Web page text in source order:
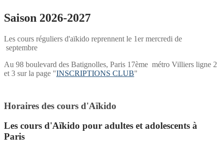
Saison 2026-2027
Les cours réguliers d'aïkido reprennent le 1er mercredi de
septembre
Au 98 boulevard des Batignolles, Paris 17ème métro Villiers ligne 2
et 3 sur la page "INSCRIPTIONS CLUB"
Horaires des cours d'Aïkido
Les cours d'Aïkido pour adultes et adolescents à
Paris